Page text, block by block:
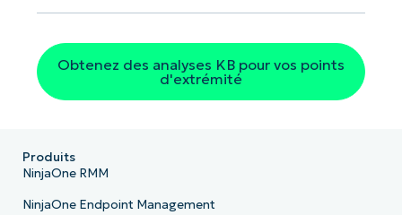
Obtenez des analyses KB pour vos points
d'extrémité
Produits
NinjaOne RMM
NinjaOne Endpoint Management